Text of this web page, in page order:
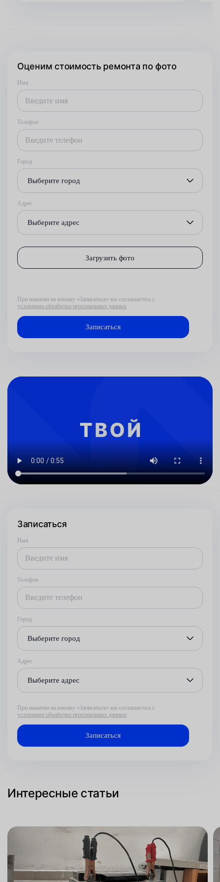
Оценим стоимость ремонта по фото
Имя
Телефон
Город
Выберите город
Адрес
Выберите адрес
Загрузить фото
При нажатии на кнопку «Записаться» вы соглашаетесь с
условиями обработки персональных данных
Записаться
Имя
Телефон
Город
Выберите город
Адрес
Выберите адрес
При нажатии на кнопку «Записаться» вы соглашаетесь с
условиями обработки персональных данных
Интересные статьи